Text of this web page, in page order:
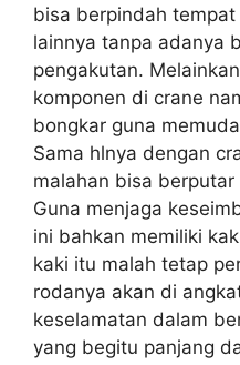
bisa berpindah
lainnya tanpa adanya
pengakutan.
komponen di crane
bongkar guna
Sama hlnya dengan
malahan bisa
Guna menjaga
ini bahkan memiliki
kaki itu malah tetap
rodanya akan di
keselamatan dalam
yang begitu panjang